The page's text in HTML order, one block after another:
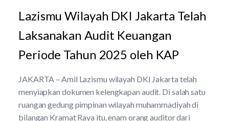
Lazismu Wilayah DKI Jakarta Telah
Laksanakan Audit Keuangan
Periode Tahun 2025 oleh KAP
JAKARTA – Amil Lazismu wilayah DKI Jakarta telah
menyiapkan dokumen kelengkapan audit. Di salah satu
ruangan gedung pimpinan wilayah muhammadiyah di
bilangan Kramat Raya itu, enam orang auditor dari